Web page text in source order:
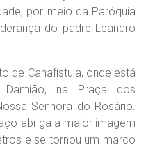
por meio da Paróquia
do padre Leandro
de Canafístula, onde está
na Praça dos
Senhora do Rosário.
abriga a maior imagem
e se tornou um marco